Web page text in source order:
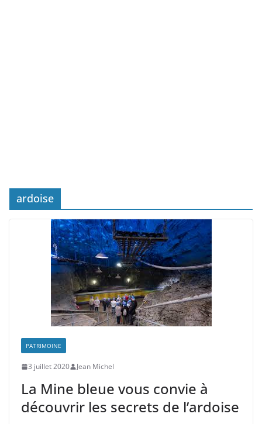
ardoise
PATRIMOINE
3 juillet 2020 Jean Michel
La Mine bleue vous convie à
découvrir les secrets de l’ardoise